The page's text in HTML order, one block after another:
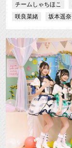
チームしゃちほこ
咲良菜緒
坂本遥奈